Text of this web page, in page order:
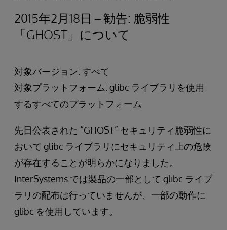
2015年2月18日 – 勧告: 脆弱性
「GHOST」について
対象バージョン: すべて
対象プラットフォーム: glibc ライブラリを使用
するすべてのプラットフォーム
先日公表された “GHOST” セキュリティ脆弱性に
おいて glibc ライブラリにセキュリティ上の危険
が存在することが明らかになりました。
InterSystems では製品の一部として glibc ライブ
ラリの配布は行っていませんが、一部の動作に
glibc を使用しています。